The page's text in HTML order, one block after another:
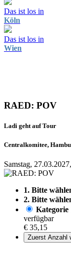
Das ist los in
Köln
Das ist los in
Wien
RAED: POV
Ladi geht auf Tour
Centralkomitee,
Samstag,
1. Bitte
2. Bitte
Kategorie
verfügbar
€ 35,15
Zuerst Anzahl